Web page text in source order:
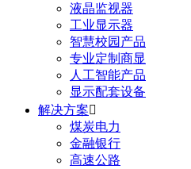
液晶监视器
工业显示器
智慧校园产品
专业定制商显
人工智能产品
显示配套设备
解决方案
煤炭电力
金融银行
高速公路